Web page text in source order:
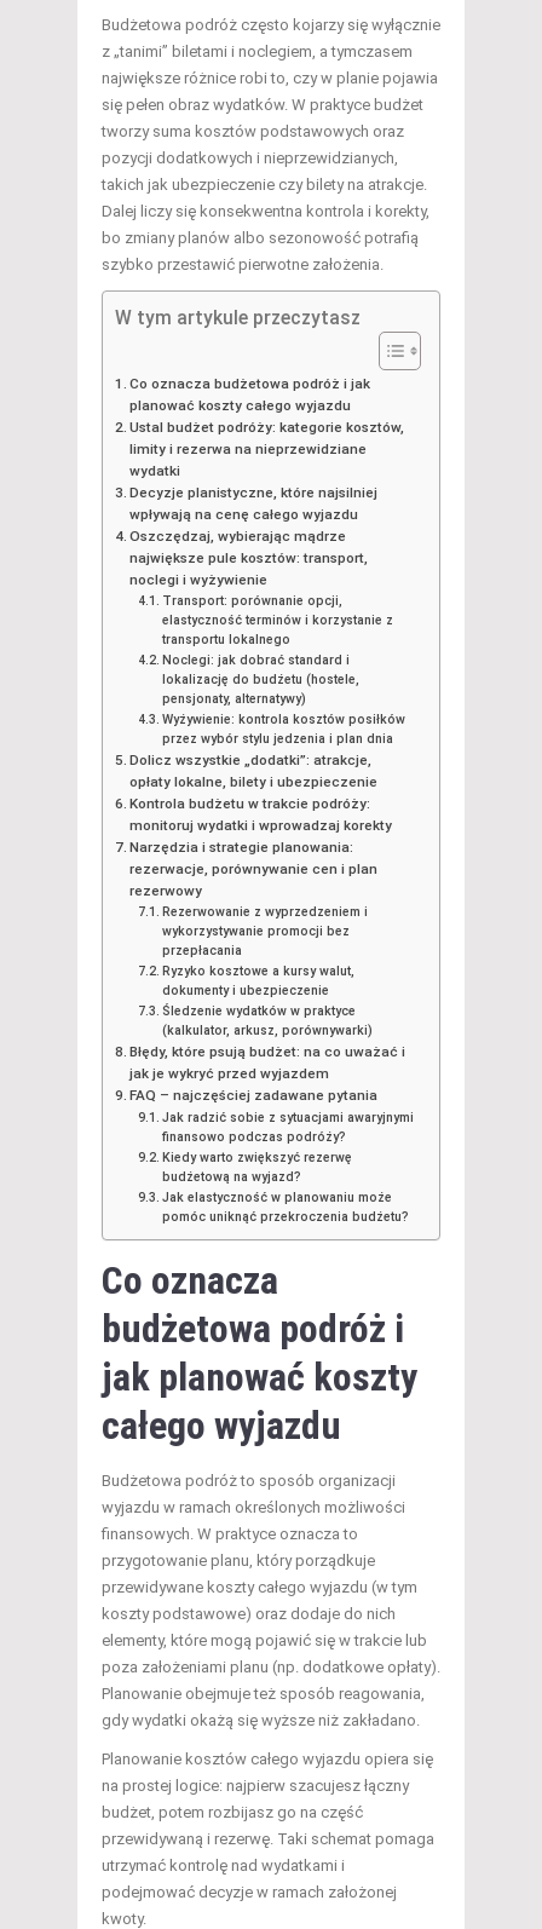
Budżetowa podróż często kojarzy się wyłącznie
z „tanimi” biletami i noclegiem, a tymczasem
największe różnice robi to, czy w planie pojawia
się pełen obraz wydatków. W praktyce budżet
tworzy suma kosztów podstawowych oraz
pozycji dodatkowych i nieprzewidzianych,
takich jak ubezpieczenie czy bilety na atrakcje.
Dalej liczy się konsekwentna kontrola i korekty,
bo zmiany planów albo sezonowość potrafią
szybko przestawić pierwotne założenia.
W tym artykule przeczytasz
Co oznacza budżetowa podróż i jak
planować koszty całego wyjazdu
Ustal budżet podróży: kategorie kosztów,
limity i rezerwa na nieprzewidziane
wydatki
Decyzje planistyczne, które najsilniej
wpływają na cenę całego wyjazdu
Oszczędzaj, wybierając mądrze
największe pule kosztów: transport,
noclegi i wyżywienie
Transport: porównanie opcji,
elastyczność terminów i korzystanie z
transportu lokalnego
Noclegi: jak dobrać standard i
lokalizację do budżetu (hostele,
pensjonaty, alternatywy)
Wyżywienie: kontrola kosztów posiłków
przez wybór stylu jedzenia i plan dnia
Dolicz wszystkie „dodatki”: atrakcje,
opłaty lokalne, bilety i ubezpieczenie
Kontrola budżetu w trakcie podróży:
monitoruj wydatki i wprowadzaj korekty
Narzędzia i strategie planowania:
rezerwacje, porównywanie cen i plan
rezerwowy
Rezerwowanie z wyprzedzeniem i
wykorzystywanie promocji bez
przepłacania
Ryzyko kosztowe a kursy walut,
dokumenty i ubezpieczenie
Śledzenie wydatków w praktyce
(kalkulator, arkusz, porównywarki)
Błędy, które psują budżet: na co uważać i
jak je wykryć przed wyjazdem
FAQ – najczęściej zadawane pytania
Jak radzić sobie z sytuacjami awaryjnymi
finansowo podczas podróży?
Kiedy warto zwiększyć rezerwę
budżetową na wyjazd?
Jak elastyczność w planowaniu może
pomóc uniknąć przekroczenia budżetu?
Co oznacza
budżetowa podróż i
jak planować koszty
całego wyjazdu
Budżetowa podróż to sposób organizacji
wyjazdu w ramach określonych możliwości
finansowych. W praktyce oznacza to
przygotowanie planu, który porządkuje
przewidywane koszty całego wyjazdu (w tym
koszty podstawowe) oraz dodaje do nich
elementy, które mogą pojawić się w trakcie lub
poza założeniami planu (np. dodatkowe opłaty).
Planowanie obejmuje też sposób reagowania,
gdy wydatki okażą się wyższe niż zakładano.
Planowanie kosztów całego wyjazdu opiera się
na prostej logice: najpierw szacujesz łączny
budżet, potem rozbijasz go na część
przewidywaną i rezerwę. Taki schemat pomaga
utrzymać kontrolę nad wydatkami i
podejmować decyzje w ramach założonej
kwoty.